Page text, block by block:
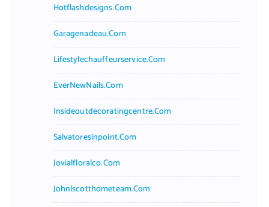
Hotflashdesigns.com
Garagenadeau.com
Lifestylechauffeurservice.com
EverNewNails.com
Insideoutdecoratingcentre.com
Salvatoresinpoint.com
Jovialfloralco.com
Johnlscotthometeam.com